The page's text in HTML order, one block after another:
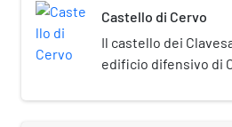
dall'ente comunale o
locali come sede
concerti musicali.
Castello di Cervo
Il castello dei
edificio difensivo di
del centro storico in